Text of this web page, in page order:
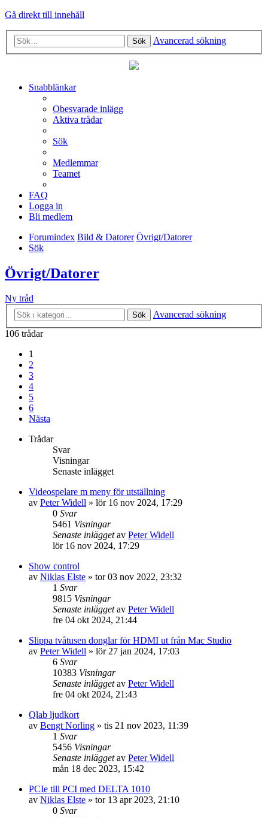
Gå direkt till innehåll
Sök Avancerad sökning
Snabblänkar
Obesvarade inlägg
Aktiva trådar
Sök
Medlemmar
Teamet
FAQ
Logga in
Bli medlem
Forumindex Bild & Datorer Övrigt/Datorer
Sök
Övrigt/Datorer
Ny tråd
Sök
Avancerad sökning
106 trådar
1
2
3
4
5
6
Nästa
Trådar
Svar
Visningar
Senaste inlägget
Videospelare m meny för utställning
av Peter Widell » lör 16 nov 2024, 17:29
0 Svar
5461 Visningar
Senaste inläggetav Peter Widell
lör 16 nov 2024, 17:29
Show control
av Niklas Elste » tor 03 nov 2022, 23:32
1 Svar
9815 Visningar
Senaste inläggetav Peter Widell
fre 04 okt 2024, 21:44
Slippa tvåtusen donglar för HDMI ut från Mac Studio
av Peter Widell » lör 27 jan 2024, 17:03
6 Svar
10383 Visningar
Senaste inläggetav Peter Widell
fre 04 okt 2024, 21:43
Qlab ljudkort
av Bengt Norling » tis 21 nov 2023, 11:39
1 Svar
5456 Visningar
Senaste inläggetav Peter Widell
mån 18 dec 2023, 15:42
PCIe till PCI med DELTA 1010
av Niklas Elste » tor 13 apr 2023, 21:10
0 Svar